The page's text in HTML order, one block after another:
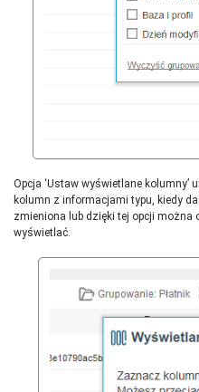
Opcja ‘Ustaw wyświetlane
kolumn z informacjami typu, kiedy
zmieniona lub dzięki tej opcji można
wyświetlać.